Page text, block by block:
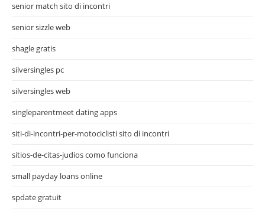
senior match sito di incontri
senior sizzle web
shagle gratis
silversingles pc
silversingles web
singleparentmeet dating apps
siti-di-incontri-per-motociclisti sito di incontri
sitios-de-citas-judios como funciona
small payday loans online
spdate gratuit